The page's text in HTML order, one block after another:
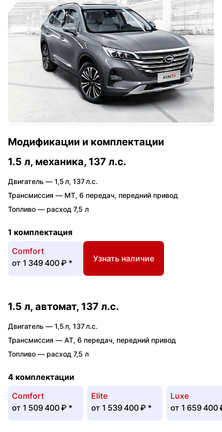
Модификации и комплектации
1.5 л, механика, 137 л.с.
Двигатель — 1,5 л, 137 л.с.
Трансмиссия — MT, 6 передач, передний привод
Топливо — расход 7,5 л
1 комплектация
Comfort
от 1 349 400 ₽ * Узнать наличие
1.5 л, автомат, 137 л.с.
Двигатель — 1,5 л, 137 л.с.
Трансмиссия — AT, 6 передач, передний привод
Топливо — расход 7,5 л
4 комплектации
Comfort
от 1 509 400 ₽ *
Elite
от 1 539 400 ₽ *
Luxe
от 1 659 400